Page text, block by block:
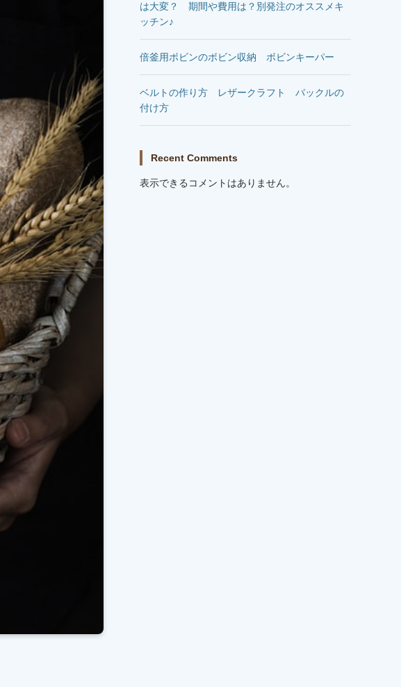
は大変？ 期間や費用は？別発注のオススメキ
ッチン♪
倍釜用ボビンのボビン収納 ボビンキーパー
ベルトの作り方 レザークラフト バックルの
付け方
Recent Comments
表示できるコメントはありません。